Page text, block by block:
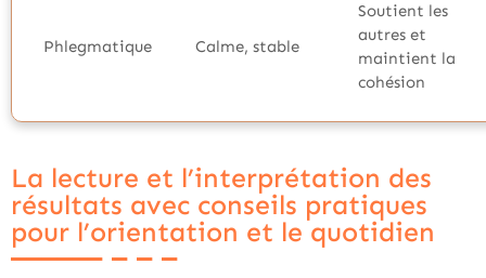
Phlegmatique Calme, stable
Soutient les
autres et
maintient la
cohésion
La lecture et l’interprétation des
résultats avec conseils pratiques
pour l’orientation et le quotidien